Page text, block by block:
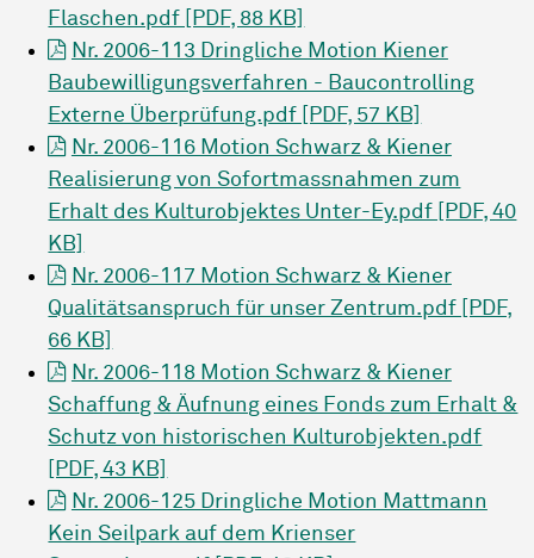
Flaschen.pdf [PDF, 88 KB]
Nr. 2006-113 Dringliche Motion Kiener
Baubewilligungsverfahren - Baucontrolling
Externe Überprüfung.pdf [PDF, 57 KB]
Nr. 2006-116 Motion Schwarz & Kiener
Realisierung von Sofortmassnahmen zum
Erhalt des Kulturobjektes Unter-Ey.pdf [PDF, 40
KB]
Nr. 2006-117 Motion Schwarz & Kiener
Qualitätsanspruch für unser Zentrum.pdf [PDF,
66 KB]
Nr. 2006-118 Motion Schwarz & Kiener
Schaffung & Äufnung eines Fonds zum Erhalt &
Schutz von historischen Kulturobjekten.pdf
[PDF, 43 KB]
Nr. 2006-125 Dringliche Motion Mattmann
Kein Seilpark auf dem Krienser